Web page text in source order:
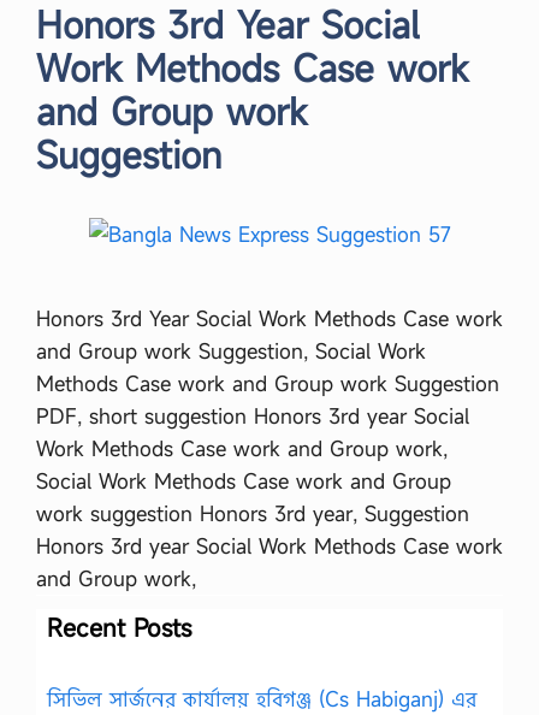
Honors 3rd Year Social
Work Methods Case work
and Group work
Suggestion
Honors 3rd Year Social Work Methods Case work
and Group work Suggestion, Social Work
Methods Case work and Group work Suggestion
PDF, short suggestion Honors 3rd year Social
Work Methods Case work and Group work,
Social Work Methods Case work and Group
work suggestion Honors 3rd year, Suggestion
Honors 3rd year Social Work Methods Case work
and Group work,
Recent Posts
সিভিল সার্জনের কার্যালয় হবিগঞ্জ (Cs Habiganj) এর